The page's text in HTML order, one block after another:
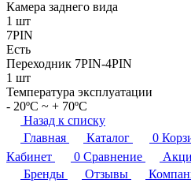
Камера заднего вида
1 шт
7PIN
Есть
Переходник 7PIN-4PIN
1 шт
Температура эксплуатации
- 20ºС ~ + 70ºС
Назад к списку
Главная
Каталог 0
Кабинет
0 Сравнение
Бренды
Отзывы